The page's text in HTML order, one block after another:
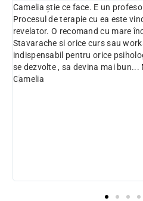
Camelia știe ce face. E un
Procesul de terapie cu ea este
revelator. O recomand cu mare
Stavarache si orice curs sau
indispensabil pentru orice
se dezvolte , sa devina mai
Camelia